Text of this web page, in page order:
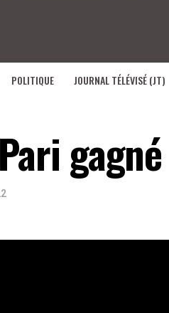
POLITIQUE JOURNAL TÉLÉVISÉ (JT)